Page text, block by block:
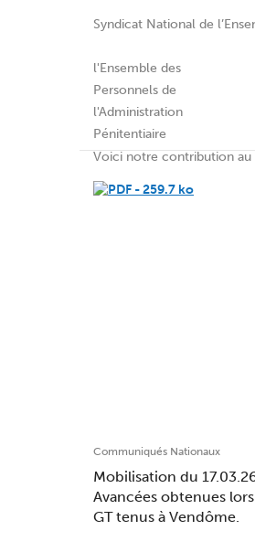
Syndicat National de
Contribution
Voici notre contribution au
Communiqués Nationaux
Mobilisation du
Avancées obtenues
GT tenus à Vendôme.